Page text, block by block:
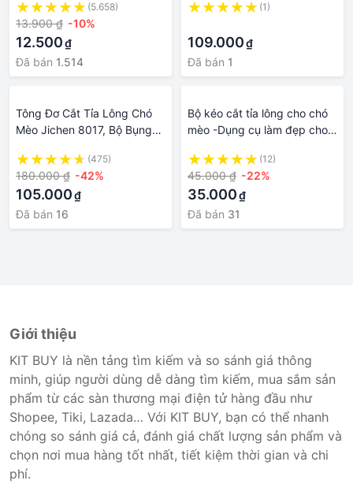
Cho Thú Cưng(5.658)
13.900 ₫ -10%
12.500₫
Đã bán 1.514
(1)
109.000₫
Đã bán 1
Tông Đơ Cắt Tỉa Lông Chó
Mèo Jichen 8017, Bộ Bụng
Loại Cao Cấp Cắt Ngắn
Lông Và Không Ồn, Đổi T
(475)
180.000 ₫ -42%
105.000₫
Đã bán 16
Bộ kéo cắt tỉa lông cho chó
mèo -Dụng cụ làm đẹp cho
(12)
45.000 ₫ -22%
35.000₫
Đã bán 31
Giới thiệu
KIT BUY là nền tảng tìm kiếm và so sánh giá thông
minh, giúp người dùng dễ dàng tìm kiếm, mua sắm sản
phẩm từ các sàn thương mại điện tử hàng đầu như
Shopee, Tiki, Lazada… Với KIT BUY, bạn có thể nhanh
chóng so sánh giá cả, đánh giá chất lượng sản phẩm và
chọn nơi mua hàng tốt nhất, tiết kiệm thời gian và chi
phí.